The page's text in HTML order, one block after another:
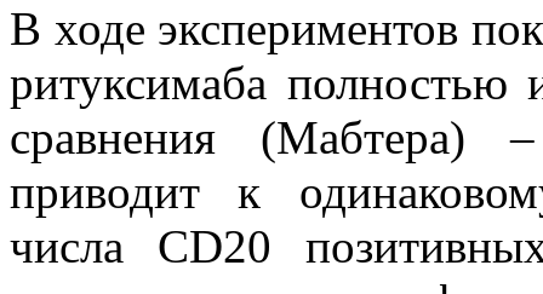
В ходе экспериментов
ритуксимаба полностью
сравнения (Мабтера)
приводит к
числа CD20